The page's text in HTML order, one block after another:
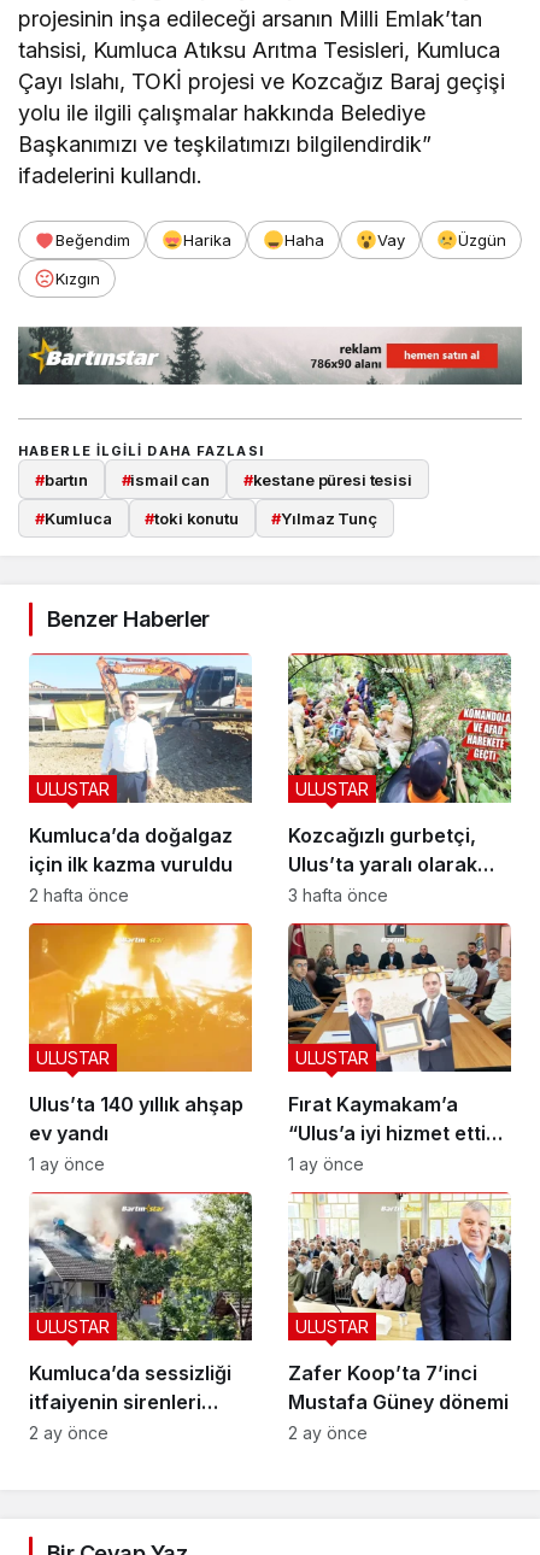
projesinin inşa edileceği arsanın Milli Emlak’tan
tahsisi, Kumluca Atıksu Arıtma Tesisleri, Kumluca
Çayı Islahı, TOKİ projesi ve Kozcağız Baraj geçişi
yolu ile ilgili çalışmalar hakkında Belediye
Başkanımızı ve teşkilatımızı bilgilendirdik”
ifadelerini kullandı.
Beğendim Harika Haha Vay
Üzgün
Kızgın
HABERLE ILGILI DAHA FAZLASI
#bartın #ismail can #kestane püresi tesisi
#Kumluca #toki konutu #Yılmaz Tunç
Benzer Haberler
Kumluca’da doğalgaz
için ilk kazma vuruldu
ULUSTAR
2 hafta önce
Kozcağızlı gurbetçi,
Ulus’ta yaralı olarak
kurtarıldı
ULUSTAR
3 hafta önce
Ulus’ta 140 yıllık ahşap
ev yandı
ULUSTAR
1 ay önce
Fırat Kaymakam’a
“Ulus’a iyi hizmet ettin”
beratı
ULUSTAR
1 ay önce
Kumluca’da sessizliği
itfaiyenin sirenleri
bozdu
ULUSTAR
2 ay önce
Zafer Koop’ta 7’inci
Mustafa Güney dönemi
ULUSTAR
2 ay önce